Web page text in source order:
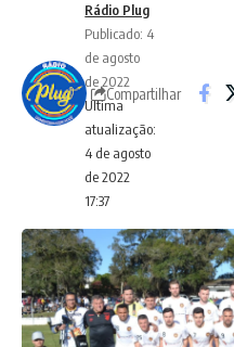
Ultima
atualização:
4 de agosto
de 2022
17:37
Rádio Plug
Publicado: 4
de agosto
de 2022
Compartilhar